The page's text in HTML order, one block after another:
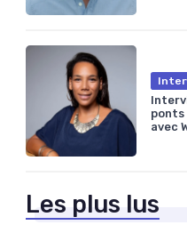
ponts
avec
Les plus lus